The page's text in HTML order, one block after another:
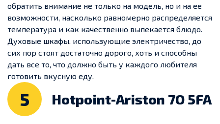
обратить внимание не только на модель, но и на ее
возможности, насколько равномерно распределяется
температура и как качественно выпекается блюдо.
Духовые шкафы, использующие электричество, до
сих пор стоят достаточно дорого, хоть и способны
дать все то, что должно быть у каждого любителя
готовить вкусную еду.
5 Hotpoint-Ariston 7O 5FA